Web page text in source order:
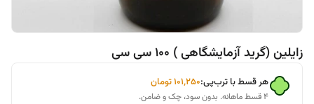
زایلین (گرید آزمایشگاهی ) 100 سی سی
هر قسط با ترب‌پی:۱۰۱٬۲۵۰تومان
۴ قسط ماهانه. بدون سود، چک و ضامن.